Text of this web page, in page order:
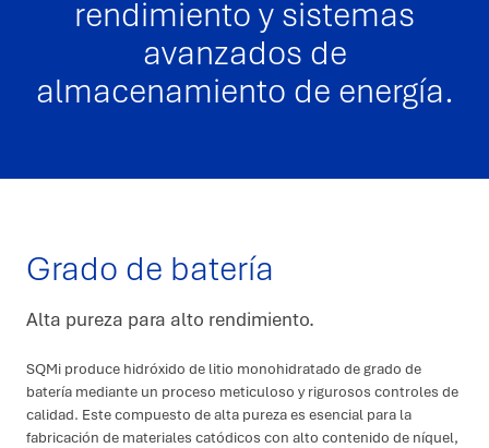
rendimiento y sistemas
avanzados de
almacenamiento de energía.
Grado de batería
Alta pureza para alto rendimiento.
SQMi produce hidróxido de litio monohidratado de grado de
batería mediante un proceso meticuloso y rigurosos controles de
calidad. Este compuesto de alta pureza es esencial para la
fabricación de materiales catódicos con alto contenido de níquel,